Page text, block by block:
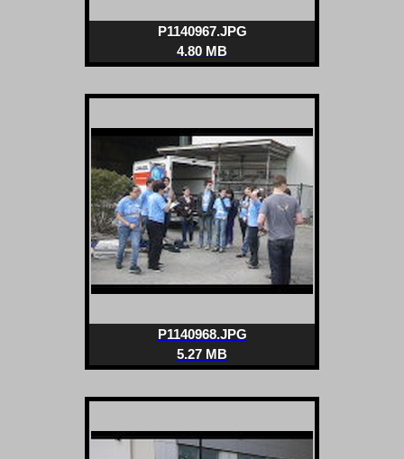
P1140967.JPG
4.80 MB
P1140968.JPG
5.27 MB